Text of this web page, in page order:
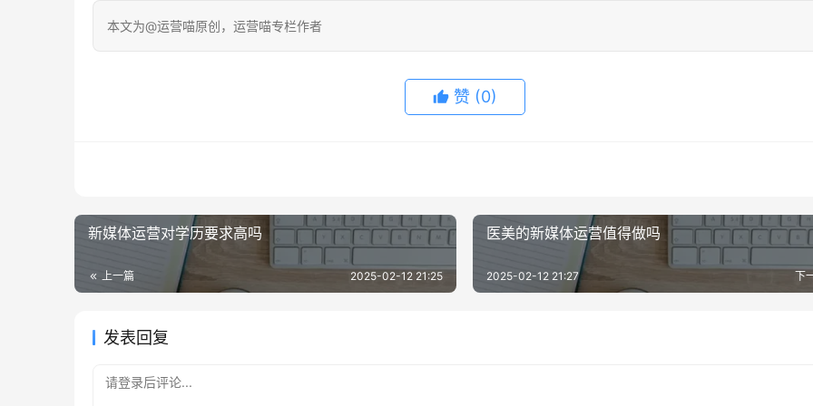
本文为@运营喵原创，运营喵专栏作者
赞 (0)
新媒体运营对学历要求高吗
上一篇 2025-02-12 21:25
医美的新媒体运营值得做吗
下
2025-02-12 21:27
发表回复
请登录后评论...